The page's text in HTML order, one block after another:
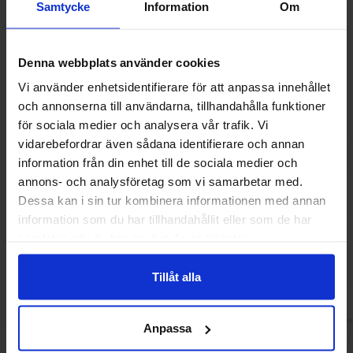
Samtycke Information Om
Denna webbplats använder cookies
Vi använder enhetsidentifierare för att anpassa innehållet
och annonserna till användarna, tillhandahålla funktioner
för sociala medier och analysera vår trafik. Vi
vidarebefordrar även sådana identifierare och annan
information från din enhet till de sociala medier och
annons- och analysföretag som vi samarbetar med.
Dessa kan i sin tur kombinera informationen med annan
information som du har tillhandahållit eller som de har
Tillåt alla
Anpassa
Monster Energy M3 (Japan) 150ml
39.90 kr
Monster Energy